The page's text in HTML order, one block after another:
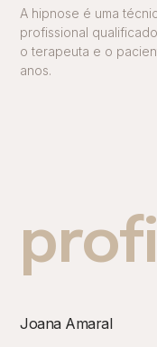
A hipnose é uma
profissional
o terapeuta e o
anos.
Joana Amaral